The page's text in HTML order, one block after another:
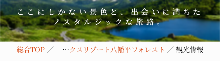
ここに しかない景色と、出会いに満ちた
ノスタルジックな旅路。
総合TOP リブマックスリゾート八幡平フォレスト 観光情報